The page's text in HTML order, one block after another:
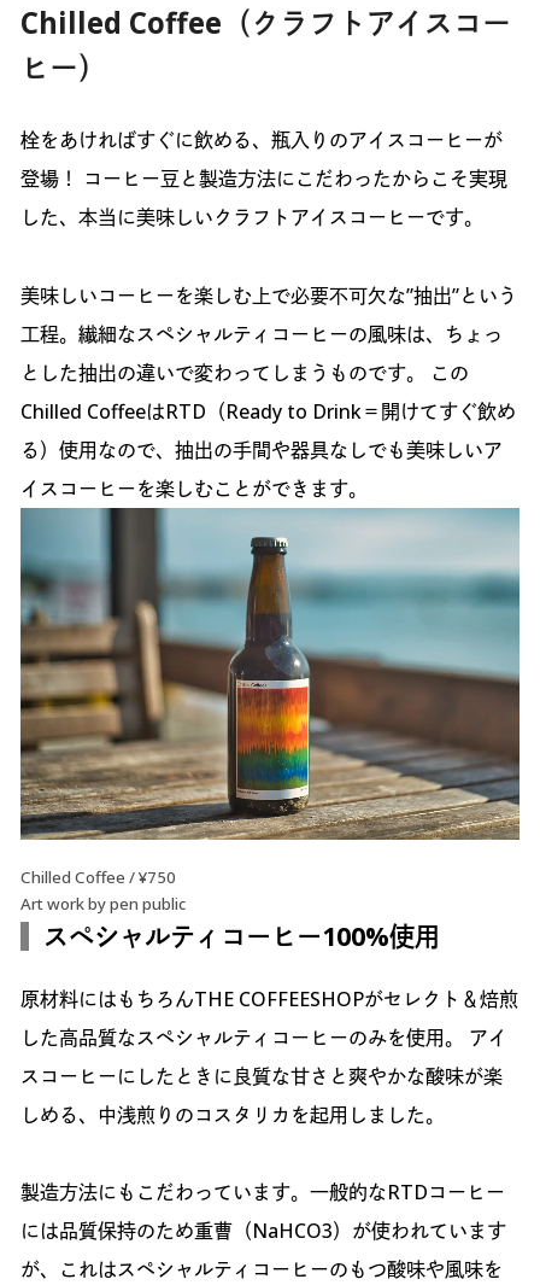
Chilled Coffee（クラフトアイスコー
ヒー）
栓をあければすぐに飲める、瓶入りのアイスコーヒーが
登場！ コーヒー豆と製造方法にこだわったからこそ実現
した、本当に美味しいクラフトアイスコーヒーです。
美味しいコーヒーを楽しむ上で必要不可欠な”抽出”という
工程。繊細なスペシャルティコーヒーの風味は、ちょっ
とした抽出の違いで変わってしまうものです。 この
Chilled CoffeeはRTD（Ready to Drink＝開けてすぐ飲め
る）使用なので、抽出の手間や器具なしでも美味しいア
イスコーヒーを楽しむことができます。
Chilled Coffee / ¥750
Art work by pen public
スペシャルティコーヒー100%使用
原材料にはもちろんTHE COFFEESHOPがセレクト＆焙煎
した高品質なスペシャルティコーヒーのみを使用。 アイ
スコーヒーにしたときに良質な甘さと爽やかな酸味が楽
しめる、中浅煎りのコスタリカを起用しました。
製造方法にもこだわっています。一般的なRTDコーヒー
には品質保持のため重曹（NaHCO3）が使われています
が、これはスペシャルティコーヒーのもつ酸味や風味を